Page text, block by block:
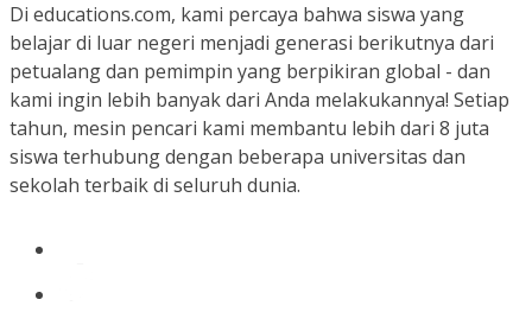
Di educations.com, kami percaya bahwa siswa yang
belajar di luar negeri menjadi generasi berikutnya dari
petualang dan pemimpin yang berpikiran global - dan
kami ingin lebih banyak dari Anda melakukannya! Setiap
tahun, mesin pencari kami membantu lebih dari 8 juta
siswa terhubung dengan beberapa universitas dan
sekolah terbaik di seluruh dunia.